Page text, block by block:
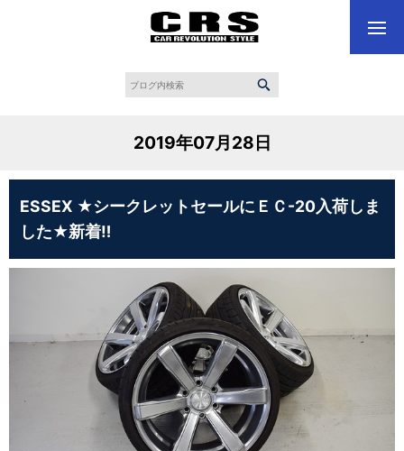
2019年07月28日
ESSEX ★シークレットセールにＥＣ-20入荷しま
した★新着‼